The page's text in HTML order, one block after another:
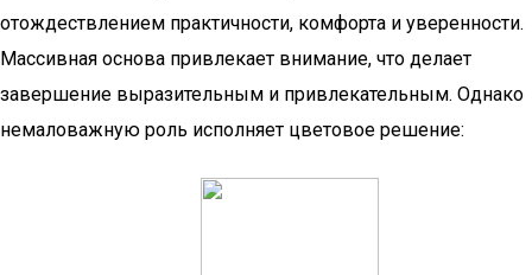
отождествлением практичности, комфорта и уверенности.
Массивная основа привлекает внимание, что делает
завершение выразительным и привлекательным. Однако
немаловажную роль исполняет цветовое решение: